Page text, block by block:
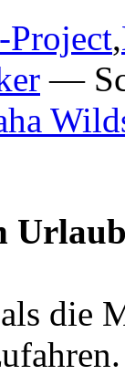
Project,
—
die